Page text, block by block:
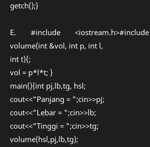
getch();}
E. #include
volume(int &vol, int p, int l,
int t){;
vol = p*l*t; }
main(){int pj,lb,tg, hsl;
cout<<"Panjang = ";cin>>pj;
cout<<"Lebar = ";cin>>lb;
cout<<"Tinggi = ";cin>>tg;
volume(hsl,pj,lb,tg);